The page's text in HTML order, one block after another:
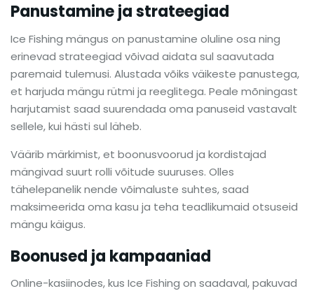
Panustamine ja strateegiad
Ice Fishing mängus on panustamine oluline osa ning
erinevad strateegiad võivad aidata sul saavutada
paremaid tulemusi. Alustada võiks väikeste panustega,
et harjuda mängu rütmi ja reeglitega. Peale mõningast
harjutamist saad suurendada oma panuseid vastavalt
sellele, kui hästi sul läheb.
Väärib märkimist, et boonusvoorud ja kordistajad
mängivad suurt rolli võitude suuruses. Olles
tähelepanelik nende võimaluste suhtes, saad
maksimeerida oma kasu ja teha teadlikumaid otsuseid
mängu käigus.
Boonused ja kampaaniad
Online-kasiinodes, kus Ice Fishing on saadaval, pakuvad